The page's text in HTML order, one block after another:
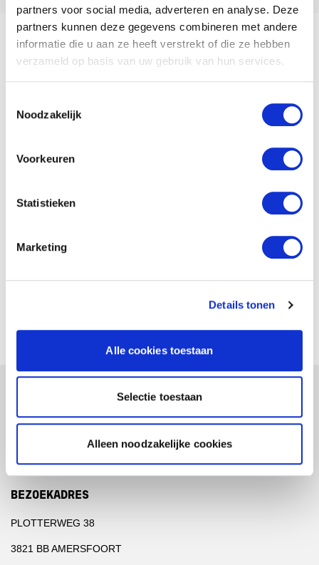
partners voor social media, adverteren en analyse. Deze
partners kunnen deze gegevens combineren met andere
informatie die u aan ze heeft verstrekt of die ze hebben
verzameld op basis van uw gebruik van hun services.
Noodzakelijk
Voorkeuren
Statistieken
Marketing
Details tonen
Alle cookies toestaan
Selectie toestaan
Alleen noodzakelijke cookies
Adres
Barendrecht
2991 LT
0180621000
Website
Klantnummer
POSTBUS 2620
BEZOEKADRES
PLOTTERWEG 38
3821 BB AMERSFOORT